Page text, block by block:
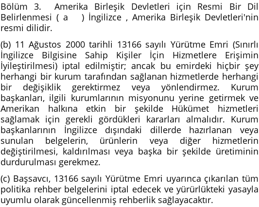
Bölüm 3. Amerika Birleşik Devletleri için Resmi Bir Dil
Belirlenmesi ( a ) İngilizce , Amerika Birleşik Devletleri'nin
resmi dilidir.
(b) 11 Ağustos 2000 tarihli 13166 sayılı Yürütme Emri (Sınırlı
İngilizce Bilgisine Sahip Kişiler İçin Hizmetlere Erişimin
İyileştirilmesi) iptal edilmiştir; ancak bu emirdeki hiçbir şey
herhangi bir kurum tarafından sağlanan hizmetlerde herhangi
bir değişiklik gerektirmez veya yönlendirmez. Kurum
başkanları, ilgili kurumlarının misyonunu yerine getirmek ve
Amerikan halkına etkin bir şekilde Hükümet hizmetleri
sağlamak için gerekli gördükleri kararları almalıdır. Kurum
başkanlarının İngilizce dışındaki dillerde hazırlanan veya
sunulan belgelerin, ürünlerin veya diğer hizmetlerin
değiştirilmesi, kaldırılması veya başka bir şekilde üretiminin
durdurulması gerekmez.
(c) Başsavcı, 13166 sayılı Yürütme Emri uyarınca çıkarılan tüm
politika rehber belgelerini iptal edecek ve yürürlükteki yasayla
uyumlu olarak güncellenmiş rehberlik sağlayacaktır.